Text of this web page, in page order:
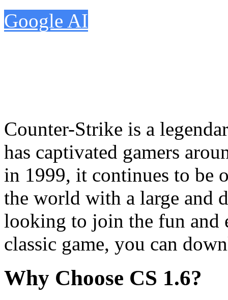
Google AI
Counter-Strike is a
has captivated gamers
in 1999, it continues to be
the world with a large and
looking to join the fun and
classic game, you can
Why Choose CS 1.6?